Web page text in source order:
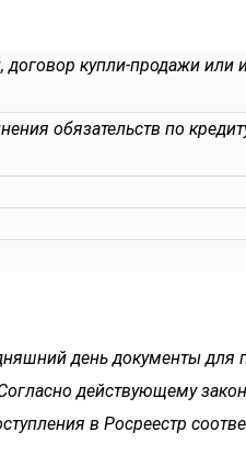
договор купли-продажи или
обязательств по
день документы для
действующему
в Росреестр